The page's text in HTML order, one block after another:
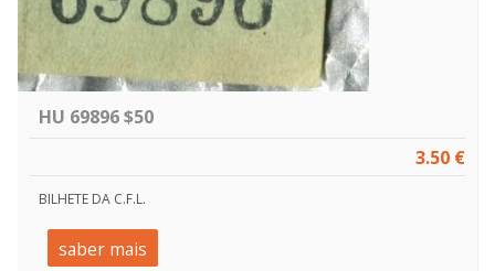
HU 69896 $50
3.50 €
BILHETE DA C.F.L.
saber mais